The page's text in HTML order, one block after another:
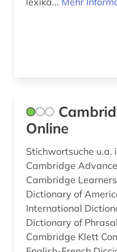
türkisch (3)
ukrainisch (2)
ungarn (1)
vietnamesisch (1)
weißrussisch (2)
wörterbuch (11)
Online
Stichwortsuche u.a.
Cambridge
Cambridge
Dictionary of
International
Dictionary of
Cambridge Klett